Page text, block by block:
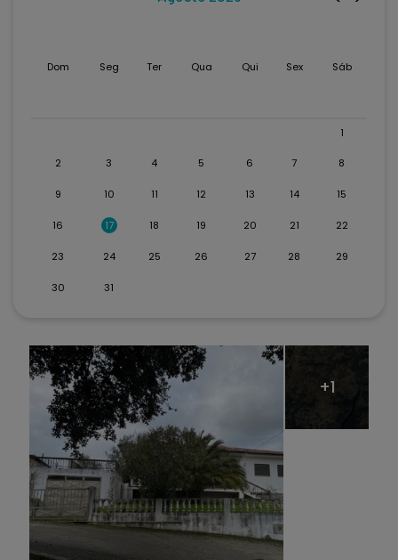
Dom Seg Ter Qua Qui Sex Sáb
1
2 3 4 5 6 7 8
9 10 11 12 13 14 15
16 17 18 19 20 21 22
23 24 25 26 27 28 29
30 31
+1